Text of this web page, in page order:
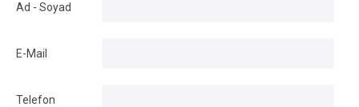
Ad - Soyad
E-Mail
Telefon